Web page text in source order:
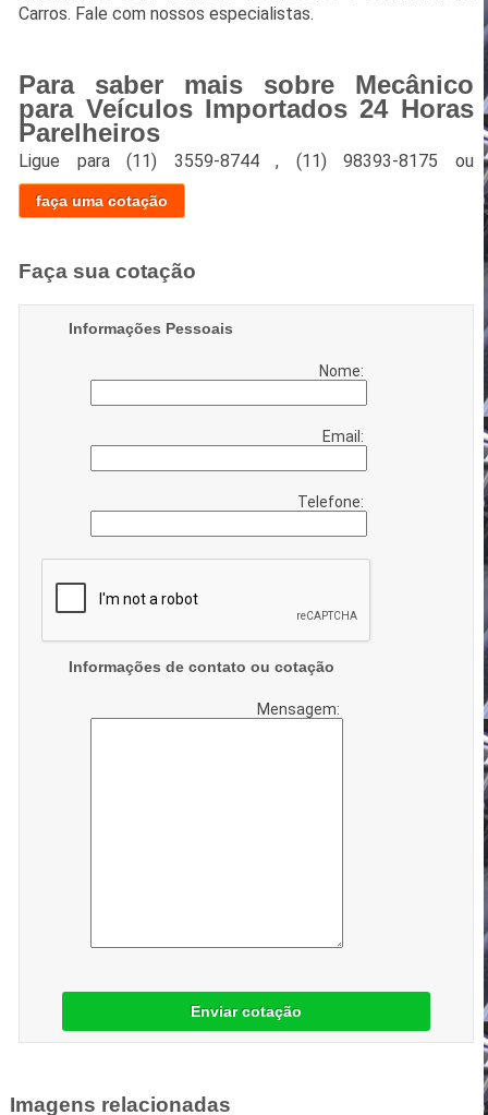
Carros. Fale com nossos especialistas.
Para saber mais sobre Mecânico
para Veículos Importados 24 Horas
Parelheiros
Ligue para(11) 3559-8744 , (11) 98393-8175 ou
faça uma cotação
Faça sua cotação
Informações Pessoais
Nome:
Email:
Telefone:
Informações de contato ou cotação
Mensagem:
Enviar cotação
Imagens relacionadas